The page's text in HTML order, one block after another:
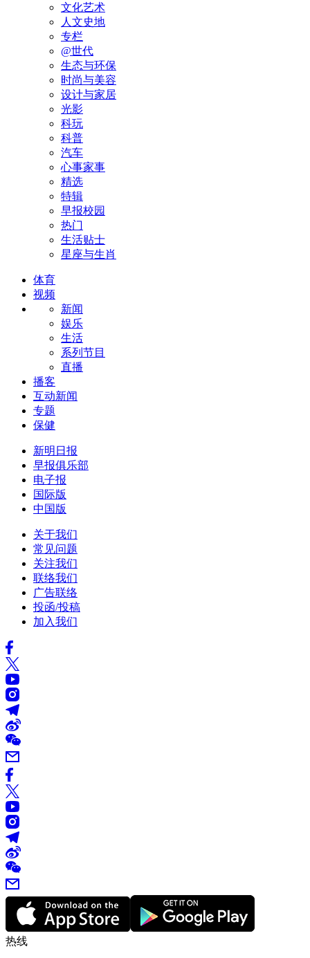
文化艺术
人文史地
专栏
@世代
生态与环保
时尚与美容
设计与家居
光影
科玩
科普
汽车
心事家事
精选
特辑
早报校园
热门
生活贴士
星座与生肖
体育
视频
新闻
娱乐
生活
系列节目
直播
播客
互动新闻
专题
保健
新明日报
早报俱乐部
电子报
国际版
中国版
关于我们
常见问题
关注我们
联络我们
广告联络
投函/投稿
加入我们
热线